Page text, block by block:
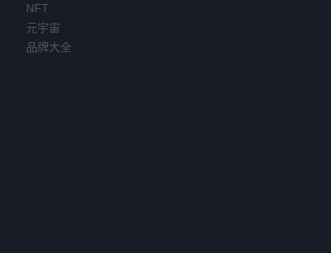
NFT
元宇宙
品牌大全